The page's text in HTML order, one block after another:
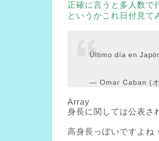
正確に言うと多人数で
というかこれ日付見て
Último día en
— Omar Caban (
Array
身長に関しては公表さ
高身長っぽいですよね